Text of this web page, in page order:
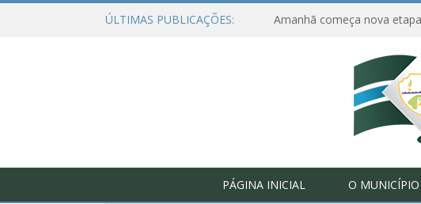
ÚLTIMAS PUBLICAÇÕES:
PÁGINA INICIAL O MUNICÍPIO